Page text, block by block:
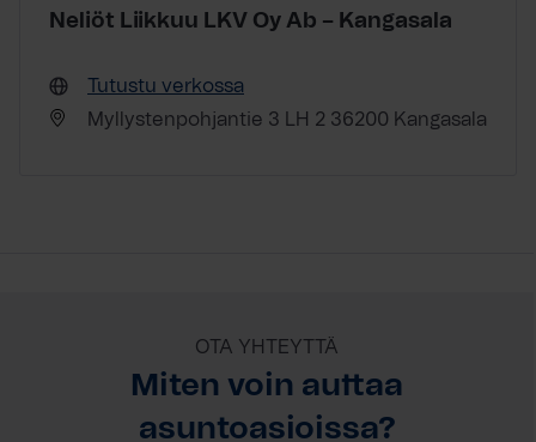
Neliöt Liikkuu LKV Oy Ab – Kangasala
Tutustu verkossa
Myllystenpohjantie 3 LH 2 36200 Kangasala
OTA YHTEYTTÄ
Miten voin auttaa
asuntoasioissa?